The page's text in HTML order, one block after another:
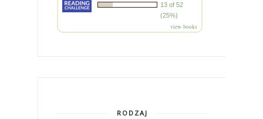
13 of 52
(25%)
view books
RODZAJ